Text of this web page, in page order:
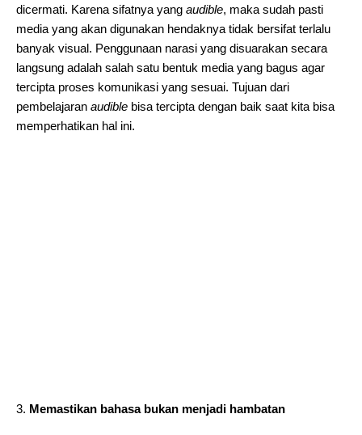
dicermati. Karena sifatnya yang audible, maka sudah pasti
media yang akan digunakan hendaknya tidak bersifat terlalu
banyak visual. Penggunaan narasi yang disuarakan secara
langsung adalah salah satu bentuk media yang bagus agar
tercipta proses komunikasi yang sesuai. Tujuan dari
pembelajaran audible bisa tercipta dengan baik saat kita bisa
memperhatikan hal ini.
Memastikan bahasa bukan menjadi hambatan